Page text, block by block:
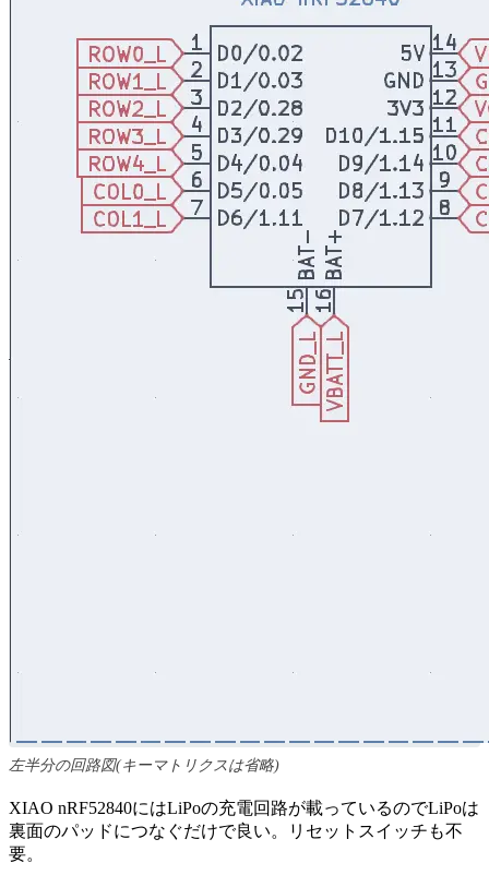
左半分の回路図(キーマトリクスは省略)
XIAO nRF52840にはLiPoの充電回路が載っているのでLiPoは
裏面のパッドにつなぐだけで良い。リセットスイッチも不
要。